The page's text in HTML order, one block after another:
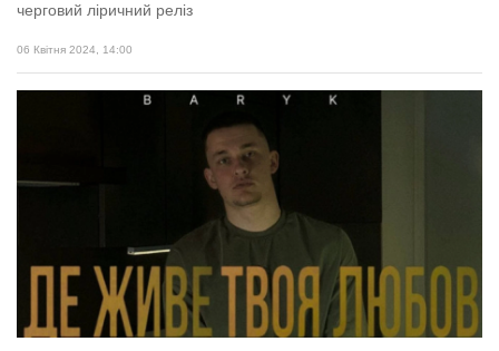
черговий ліричний реліз
06 Квітня 2024, 14:00